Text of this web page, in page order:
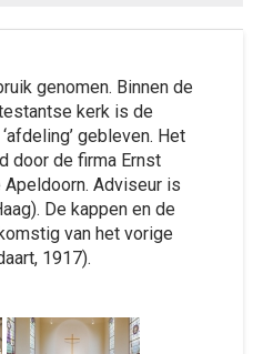
genomen. Binnen de
kerk is de
gebleven. Het
door de firma Ernst
Adviseur is
De kappen en de
van het vorige
1917).